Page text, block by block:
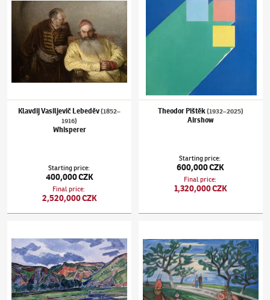
Klavdij Vasiljevič Lebeděv(1852–
1916)
Whisperer
Starting price:
400,000 CZK
Final price:
2,520,000 CZK
Theodor Pištěk(1932–2025)
Airshow
Starting price:
600,000 CZK
Final price:
1,320,000 CZK